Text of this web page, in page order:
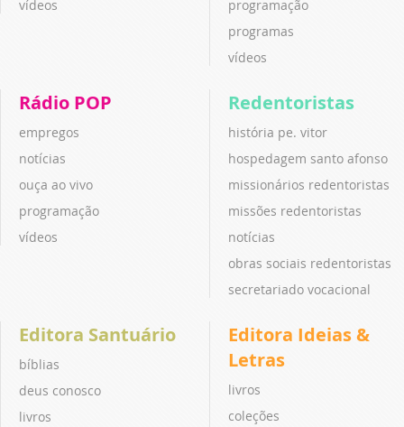
vídeos
programação
programas
vídeos
Rádio POP
empregos
notícias
ouça ao vivo
programação
vídeos
Redentoristas
história pe. vitor
hospedagem santo afonso
missionários redentoristas
missões redentoristas
notícias
obras sociais redentoristas
secretariado vocacional
Editora Santuário
bíblias
deus conosco
livros
Editora Ideias &
Letras
livros
coleções